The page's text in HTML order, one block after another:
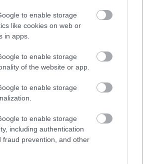
to enable storage
like cookies on web or
in apps.
to enable storage
of the website or app.
to enable storage
to enable storage
including authentication
fraud prevention, and other
mintha csak erre a
lányos arcával,
hangjával nagyszerűen
által bántalmazott, magát a
érző és némileg beteges
fiút, aki viszont mindezek
szándékú és kedves. Chloë
mást háttérbe szorít,
a törékenynek, védtelennek
rémisztően erős kislányt, aki
élni. Az arca annyira furcsa,
nagyon szépnek, máskor